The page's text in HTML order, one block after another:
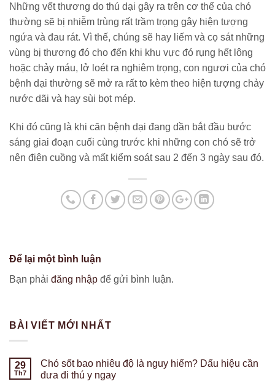
Những vết thương do thú dại gây ra trên cơ thể của chó
thường sẽ bị nhiễm trùng rất trầm trọng gây hiện tượng
ngứa và đau rát. Vì thế, chúng sẽ hay liếm và cọ sát những
vùng bị thương đó cho đến khi khu vực đó rụng hết lông
hoặc chảy máu, lở loét ra nghiêm trọng, con ngươi của chó
bệnh dại thường sẽ mở ra rất to kèm theo hiện tượng chảy
nước dãi và hay sùi bọt mép.
Khi đó cũng là khi căn bệnh dại đang dần bắt đầu bước
sáng giai đoạn cuối cùng trước khi những con chó sẽ trở
nên điên cuồng và mất kiểm soát sau 2 đến 3 ngày sau đó.
Để lại một bình luận
Bạn phải đăng nhập để gửi bình luận.
BÀI VIẾT MỚI NHẤT
29
Th7
Chó sốt bao nhiêu độ là nguy hiểm? Dấu hiệu cần
đưa đi thú y ngay